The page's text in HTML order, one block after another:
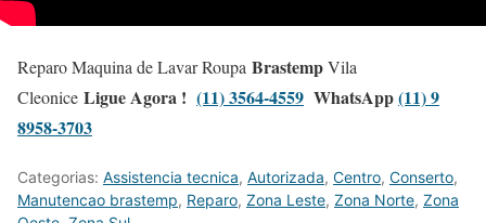
Reparo Maquina de Lavar Roupa BrastempVila
Cleonice Ligue Agora ! (11) 3564-4559 WhatsApp(11) 9
8958-3703
Categorias: Assistencia tecnica, Autorizada, Centro, Conserto,
Manutencao brastemp, Reparo, Zona Leste, Zona Norte, Zona